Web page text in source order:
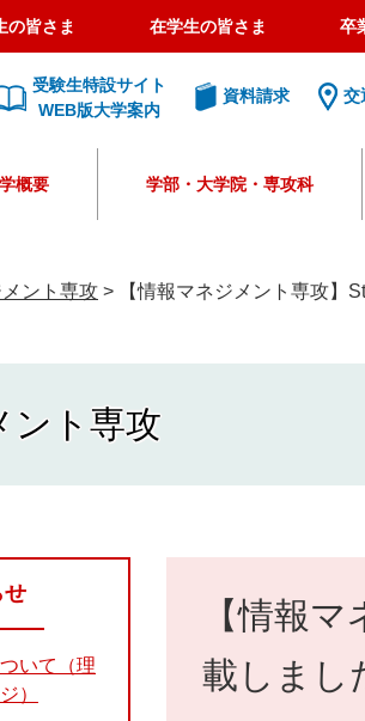
の皆さま 在学生の皆さま 卒
受験生特設サイト
WEB版大学案内
資料請求 交
概要 学部・大学院・専攻科
ント専攻 > 【情報マネジメント専攻】
ント専攻
【情報
載しまし
せ
いて（理
）